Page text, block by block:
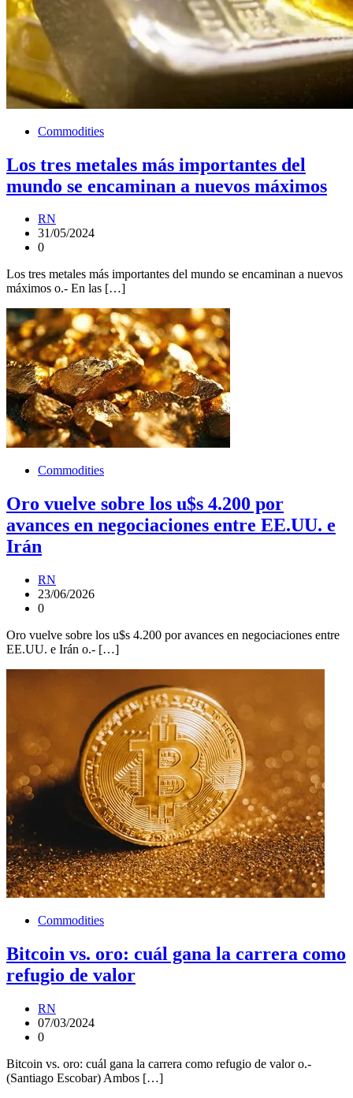
Commodities
Los tres metales más importantes del
mundo se encaminan a nuevos máximos
RN
31/05/2024
0
Los tres metales más importantes del mundo se encaminan a nuevos
máximos o.- En las […]
Commodities
Oro vuelve sobre los u$s 4.200 por
avances en negociaciones entre EE.UU. e
Irán
RN
23/06/2026
0
Oro vuelve sobre los u$s 4.200 por avances en negociaciones entre
EE.UU. e Irán o.- […]
Commodities
Bitcoin vs. oro: cuál gana la carrera como
refugio de valor
RN
07/03/2024
0
Bitcoin vs. oro: cuál gana la carrera como refugio de valor o.-
(Santiago Escobar) Ambos […]